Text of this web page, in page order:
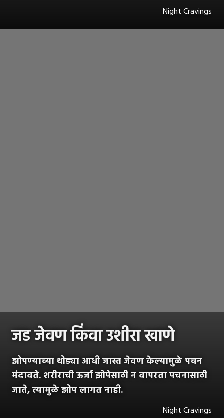
Night Cravings
जड जेवण किंवा उशीरा खाणे
झोपण्याच्या थोड्या आधी जास्त जेवण केल्यामुळे पचन
मंदावते. शरीराची ऊर्जा झोपेसाठी न वापरता पचनासाठी
जाते, त्यामुळे झोप लागत नाही.
Night Cravings